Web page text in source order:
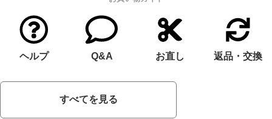
ヘルプ Q&A お直し 返品・交換
すべてを見る